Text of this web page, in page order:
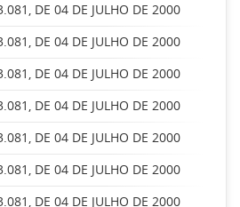
DE 04 DE JULHO DE 2000
DE 04 DE JULHO DE 2000
DE 04 DE JULHO DE 2000
DE 04 DE JULHO DE 2000
DE 04 DE JULHO DE 2000
DE 04 DE JULHO DE 2000
DE 04 DE JULHO DE 2000